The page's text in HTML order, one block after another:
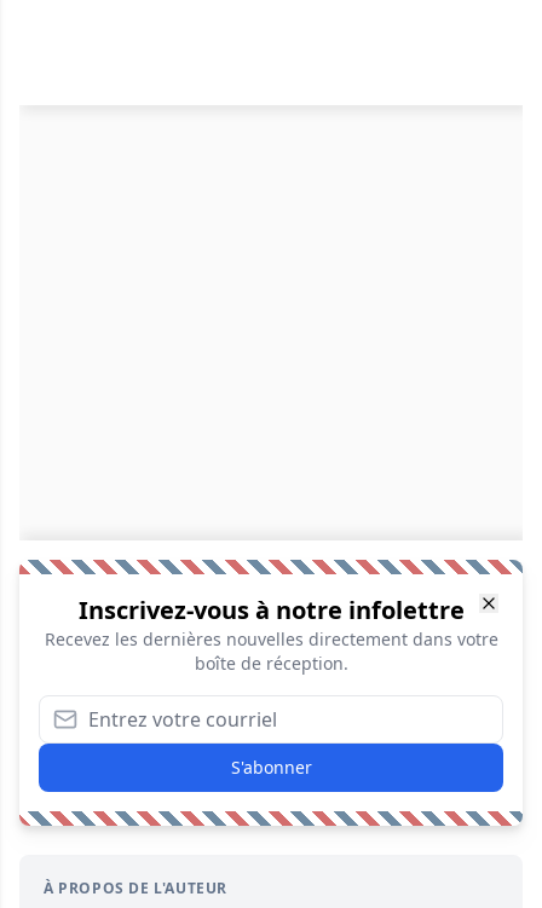
Inscrivez-vous à notre infolettre
Recevez les dernières nouvelles directement dans votre
boîte de réception.
S'abonner
À PROPOS DE L'AUTEUR